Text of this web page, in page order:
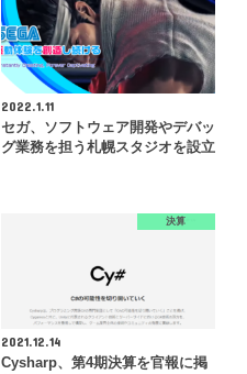
2022.1.11
セガ、ソフトウェア開発やデバッ
グ業務を担う札幌スタジオを設立
決算
2021.12.14
Cysharp、第4期決算を官報に掲